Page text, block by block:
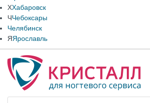
ХХабаровск
ЧЧебоксары
Челябинск
ЯЯрославль